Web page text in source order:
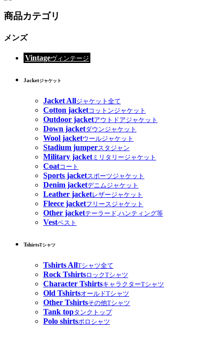
商品カテゴリ
メンズ
Vintageヴィンテージ
Jacketジャケット
Jacket Allジャケット全て
Cotton jacketコットンジャケット
Outdoor jacketアウトドアジャケット
Down jacketダウンジャケット
Wool jacketウールジャケット
Stadium jumperスタジャン
Military jacketミリタリージャケット
Coatコート
Sports jacketスポーツジャケット
Denim jacketデニムジャケット
Leather jacketレザージャケット
Fleece jacketフリースジャケット
Other jacketテーラード,ハンティング等
Vestベスト
TshirtsTシャツ
Tshirts AllTシャツ全て
Rock TshirtsロックTシャツ
Character TshirtsキャラクターTシャツ
Old TshirtsオールドTシャツ
Other Tshirtsその他Tシャツ
Tank topタンクトップ
Polo shirtsポロシャツ